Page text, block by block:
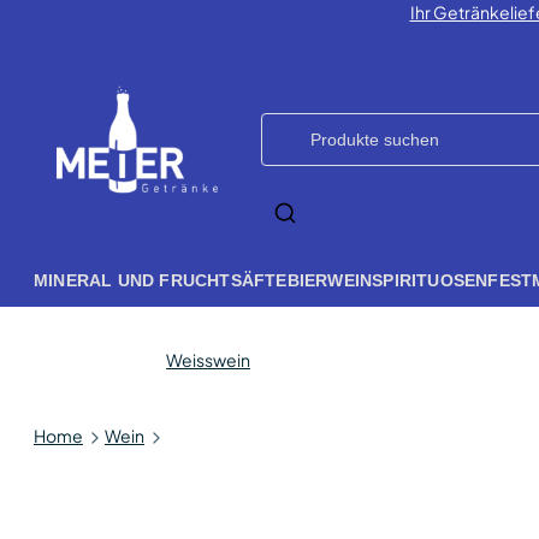
Ihr
MINERAL UND FRUCHTSÄFTEBIERWEINSPIRITUOSEN
Home Wein
Weisswein